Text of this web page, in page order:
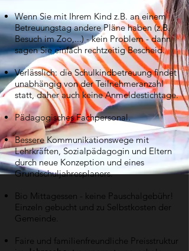
Wenn Sie mit Ihrem Kind z.B. an einem
Betreuungstag andere Pläne haben (z.B.
Besuch im Zoo,...) - kein Problem - dann
sagen Sie einfach rechtzeitig Bescheid.
Verlässlich: die Schulkindbetreuung findet
unabhängig von der Teilnehmeranzahl
statt, daher auch keine Anmeldestichtage.
Pädagogisches Fachpersonal.
Bessere Kommunikationswege mit
Lehrkräften, Sozialpädagogin und Eltern
durch neue Konzeption und eines
Grundschuljahresplaners.
Bio Mittagessen - keine Pauschalgebühr!
Einzeln gebucht und zu Selbstkosten der
Gemeinde.
Faire und familienfreundliche Preisstruktur